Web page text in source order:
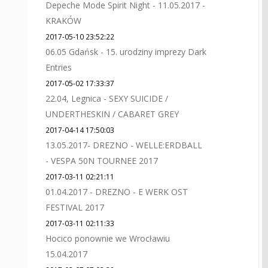
Depeche Mode Spirit Night - 11.05.2017 -
KRAKÓW
2017-05-10 23:52:22
06.05 Gdańsk - 15. urodziny imprezy Dark
Entries
2017-05-02 17:33:37
22.04, Legnica - SEXY SUICIDE /
UNDERTHESKIN / CABARET GREY
2017-04-14 17:50:03
13.05.2017- DREZNO - WELLE:ERDBALL
- VESPA 50N TOURNEE 2017
2017-03-11 02:21:11
01.04.2017 - DREZNO - E WERK OST
FESTIVAL 2017
2017-03-11 02:11:33
Hocico ponownie we Wrocławiu
15.04.2017